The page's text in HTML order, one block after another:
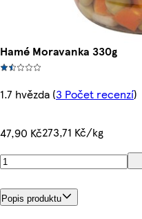
Hamé Moravanka 330g
1.7 hvězda (3 Počet recenzí)
47,90 Kč273,71 Kč/kg
Popis produktu